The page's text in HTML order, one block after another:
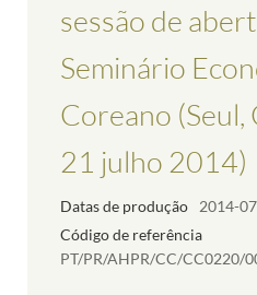
sessão de
Seminário
Coreano (Seul,
21 julho 2014)
Datas de produção 2014-
Código de referência
PT/PR/AHPR/CC/CC0220/